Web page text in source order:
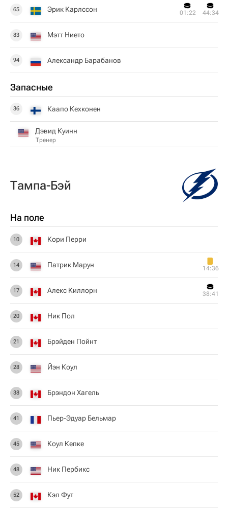
65 Эрик Карлссон 01:22 44:34
83 Мэтт Нието
94 Александр Барабанов
Запасные
36 Каапо Кехконен
Дэвид Куинн
Тренер
Тампа-Бэй
На поле
10 Кори Перри
14 Патрик Марун 14:36
17 Алекс Киллорн 38:41
20 Ник Пол
21 Брэйден Пойнт
28 Йэн Коул
38 Брэндон Хагель
41 Пьер-Эдуар Бельмар
45 Коул Кепке
48 Ник Пербикс
52 Кэл Фут